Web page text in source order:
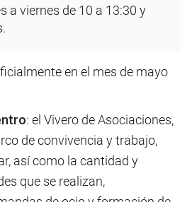
a viernes de 10 a 13:30 y
en el mes de mayo
: el Vivero de Asociaciones,
de convivencia y trabajo,
así como la cantidad y
que se realizan,